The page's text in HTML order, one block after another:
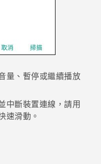
量、暫停或繼續播放
中斷裝置連線，請用
速滑動。